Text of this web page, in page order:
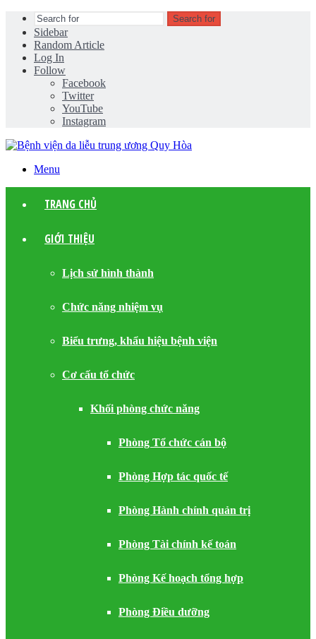
Search for
Sidebar
Random Article
Log In
Follow
Facebook
Twitter
YouTube
Instagram
Menu
TRANG CHỦ
GIỚI THIỆU
Lịch sử hình thành
Chức năng nhiệm vụ
Biểu trưng, khẩu hiệu bệnh viện
Cơ cấu tổ chức
Khối phòng chức năng
Phòng Tổ chức cán bộ
Phòng Hợp tác quốc tế
Phòng Hành chính quản trị
Phòng Tài chính kế toán
Phòng Kế hoạch tổng hợp
Phòng Điều dưỡng